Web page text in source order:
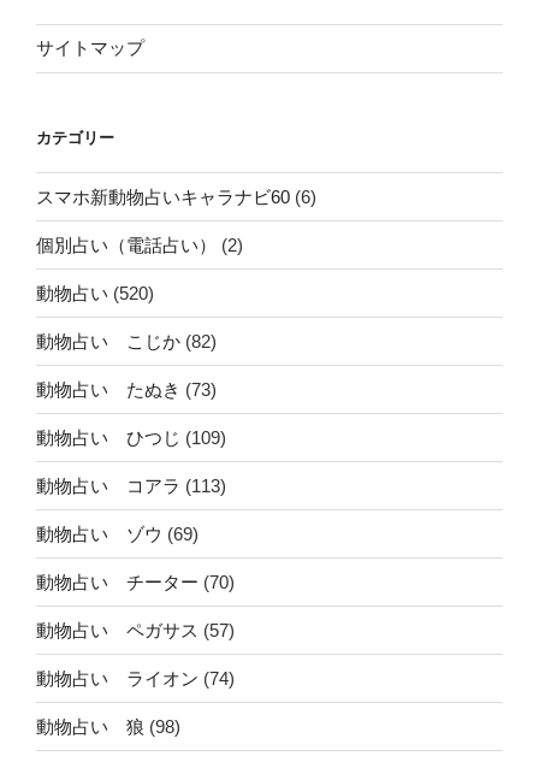
サイトマップ
カテゴリー
スマホ新動物占いキャラナビ60 (6)
個別占い（電話占い） (2)
動物占い (520)
動物占い こじか (82)
動物占い たぬき (73)
動物占い ひつじ (109)
動物占い コアラ (113)
動物占い ゾウ (69)
動物占い チーター (70)
動物占い ペガサス (57)
動物占い ライオン (74)
動物占い 狼 (98)